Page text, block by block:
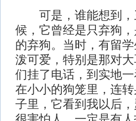
可是，谁能想到，
候，它曾经是只弃狗
的弃狗。当时，有留
泼可爱，特别是那对
们挂了电话，到实地
在小小的狗笼里，连
子里，它看到我以后